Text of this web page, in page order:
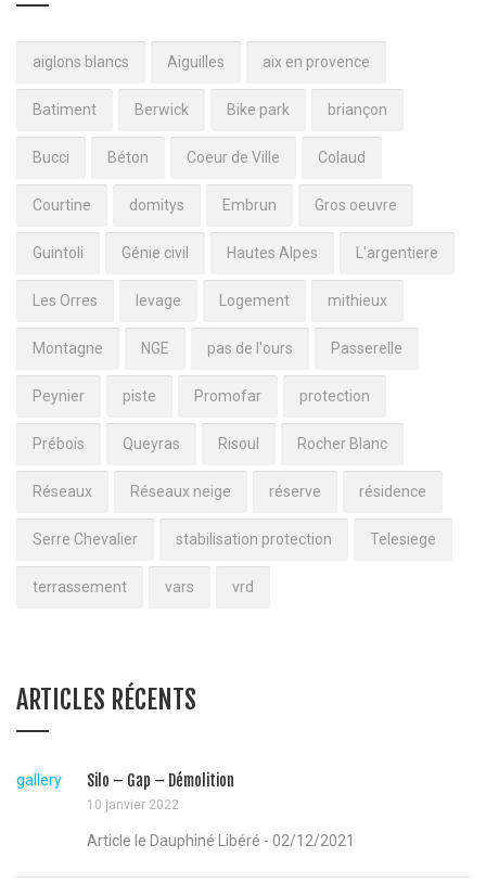
aiglons blancs Aiguilles aix en provence
Batiment Berwick Bike park briançon
Bucci Béton Coeur de Ville Colaud
Courtine domitys Embrun Gros oeuvre
Guintoli Génie civil Hautes Alpes L'argentiere
Les Orres levage Logement mithieux
Montagne NGE pas de l'ours Passerelle
Peynier piste Promofar protection
Prébois Queyras Risoul Rocher Blanc
Réseaux Réseaux neige réserve résidence
Serre Chevalier stabilisation protection Telesiege
terrassement vars vrd
ARTICLES RÉCENTS
gallery Silo – Gap – Démolition
10 janvier 2022
Article le Dauphiné Libéré - 02/12/2021